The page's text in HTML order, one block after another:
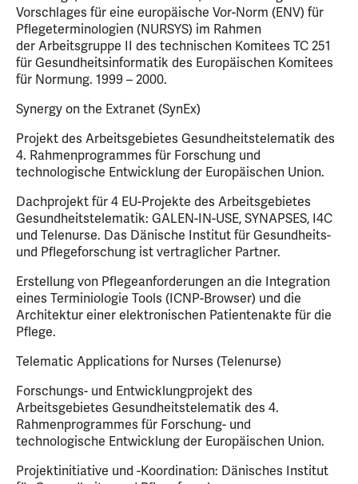
Vorschlages für eine europäische Vor-Norm (ENV) für
Pflegeterminologien (NURSYS) im Rahmen
der Arbeitsgruppe II des technischen Komitees TC 251
für Gesundheitsinformatik des Europäischen Komitees
für Normung. 1999 – 2000.
Synergy on the Extranet (SynEx)
Projekt des Arbeitsgebietes Gesundheitstelematik des
4. Rahmenprogrammes für Forschung und
technologische Entwicklung der Europäischen Union.
Dachprojekt für 4 EU-Projekte des Arbeitsgebietes
Gesundheitstelematik: GALEN-IN-USE, SYNAPSES, I4C
und Telenurse. Das Dänische Institut für Gesundheits-
und Pflegeforschung ist vertraglicher Partner.
Erstellung von Pflegeanforderungen an die Integration
eines Terminiologie Tools (ICNP-Browser) und die
Architektur einer elektronischen Patientenakte für die
Pflege.
Telematic Applications for Nurses (Telenurse)
Forschungs- und Entwicklungprojekt des
Arbeitsgebietes Gesundheitstelematik des 4.
Rahmenprogrammes für Forschung- und
technologische Entwicklung der Europäischen Union.
Projektinitiative und -Koordination: Dänisches Institut